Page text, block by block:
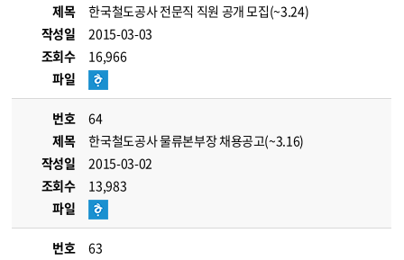
제목
한국철도공사 전문직 직원 공개 모집(~3.24)
작성일
2015-03-03
조회수
16,966
파일
번호
64
제목
한국철도공사 물류본부장 채용공고(~3.16)
작성일
2015-03-02
조회수
13,983
파일
번호
63